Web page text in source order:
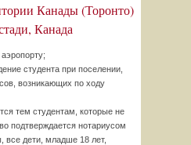
Канады (Торонто)
Канада
студента при поселении,
возникающих по ходу
тем студентам, которые не
подтверждается нотариусом
все дети, младше 18 лет,